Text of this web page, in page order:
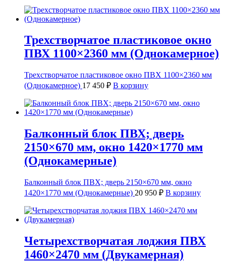
Трехстворчатое пластиковое окно
ПВХ 1100×2360 мм (Однокамерное)
Трехстворчатое пластиковое окно ПВХ 1100×2360 мм
(Однокамерное) 17 450 ₽ В корзину
Балконный блок ПВХ; дверь
2150×670 мм, окно 1420×1770 мм
(Однокамерные)
Балконный блок ПВХ; дверь 2150×670 мм, окно
1420×1770 мм (Однокамерные) 20 950 ₽ В корзину
Четырехстворчатая лоджия ПВХ
1460×2470 мм (Двукамерная)